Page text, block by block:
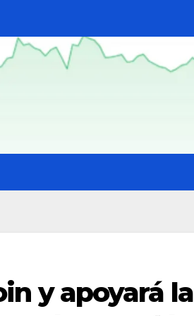
y apoyará la